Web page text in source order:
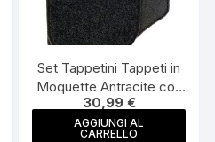
Set Tappetini Tappeti in
Moquette Antracite con
Battitacco Sir Just Made
Italy
30,99 €
AGGIUNGI AL
CARRELLO